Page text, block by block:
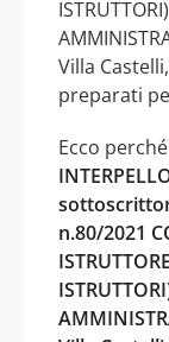
Villa
preparati
Ecco
n.80/2021